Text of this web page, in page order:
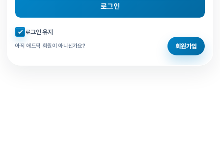
로그인
자동로그인 체크
로그인 유지
아직 애드픽 회원이 아니신가요? 회원가입